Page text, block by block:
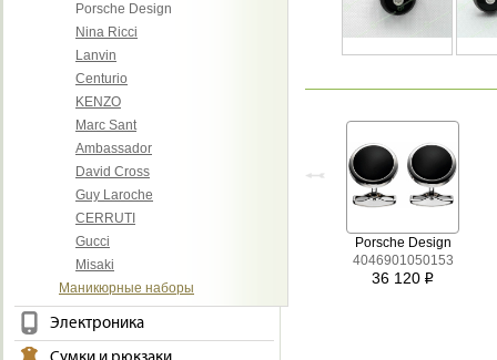
Porsche Design
Nina Ricci
Lanvin
Centurio
KENZO
Marc Sant
Ambassador
David Cross
Guy Laroche
CERRUTI
Gucci
Misaki
Маникюрные наборы
Электроника
Porsche Design
4046901050153
36 120 i